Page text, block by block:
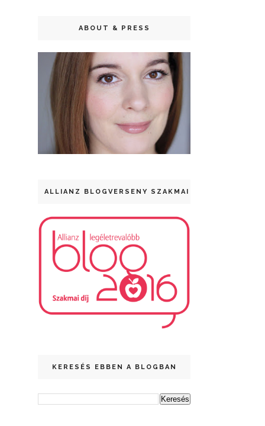
ABOUT & PRESS
ALLIANZ BLOGVERSENY SZAKMAI DÍJ
KERESÉS EBBEN A BLOGBAN